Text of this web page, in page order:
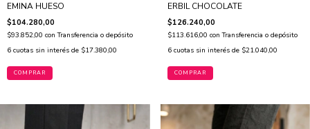
EMINA HUESO
$104.280,00
$93.852,00 con Transferencia o depósito
6 cuotas sin interés de $17.380,00
COMPRAR
ERBIL CHOCOLATE
$126.240,00
$113.616,00 con Transferencia o depósito
6 cuotas sin interés de $21.040,00
COMPRAR